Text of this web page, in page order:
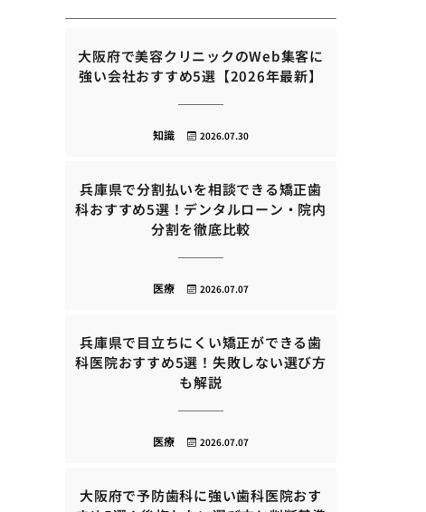
大阪府で美容クリニックのWeb集客に
強い会社おすすめ5選【2026年最新】
2026.07.30
知識
兵庫県で分割払いを相談できる矯正歯
科おすすめ5選！デンタルローン・院内
分割を徹底比較
2026.07.07
医療
兵庫県で目立ちにくい矯正ができる歯
科医院おすすめ5選！失敗しない選び方
も解説
2026.07.07
医療
大阪府で予防歯科に強い歯科医院おす